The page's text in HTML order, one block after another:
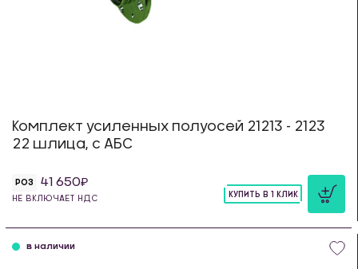
Комплект усиленных полуосей 21213 - 2123
22 шлица, с АБС
РОЗ 41 650
НЕ ВКЛЮЧАЕТ НДС
КУПИТЬ В 1 КЛИК
в наличии